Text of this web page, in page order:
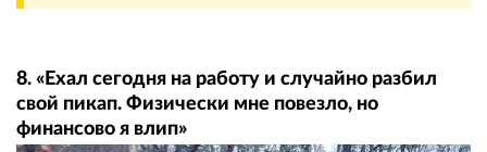
8. «Ехал сегодня на работу и случайно разбил
свой пикап. Физически мне повезло, но
финансово я влип»